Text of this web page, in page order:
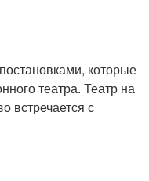
которые
театра. Театр на
встречается с